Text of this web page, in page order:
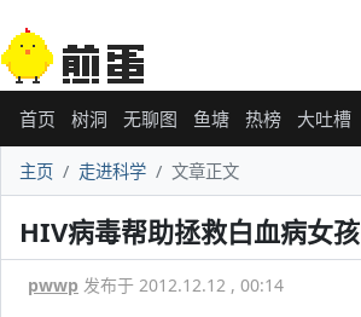
首页 树洞 无聊图 鱼塘 热榜 大吐槽
主页 走进科学 文章正文
HIV病毒帮助拯救白血病女孩
pwwp 发布于 2012.12.12 , 00:14